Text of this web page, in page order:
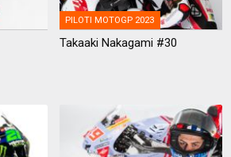
PILOTI MOTOGP 2023
Takaaki Nakagami #30